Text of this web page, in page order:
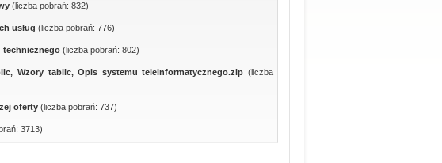
(liczba pobrań: 832)
usług (liczba pobrań: 776)
technicznego (liczba pobrań: 802)
Wzory tablic, Opis systemu teleinformatycznego.zip(liczba
oferty (liczba pobrań: 737)
3713)